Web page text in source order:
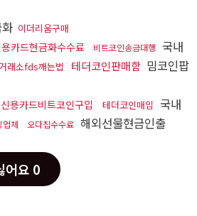
이더리움구매
카드현금화수수료 비트코인송금대행
국내
래소fds깨는법 테더코인판매함 밈코인팝
신용카드비트코인구입 테더코인매입
국내
업체 오다집수수료 해외선물현금인출
어요 0